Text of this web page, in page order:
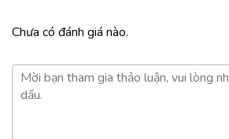
CÔNG DỤNG CHÍNH
Chưa có đánh giá nào.